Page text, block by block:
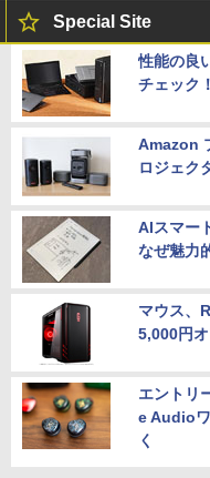
Special Site
性能の良
チェック！
Amazon
ロジェク
AIスマー
なぜ魅力
マウス、
5,000円
エントリ
e Audio
く